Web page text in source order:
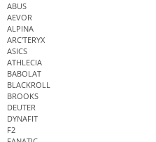
ABUS
AEVOR
ALPINA
ARC'TERYX
ASICS
ATHLECIA
BABOLAT
BLACKROLL
BROOKS
DEUTER
DYNAFIT
F2